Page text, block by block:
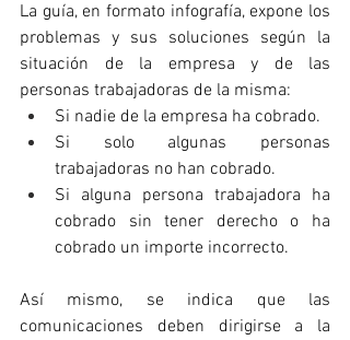
La guía, en formato infografía, expone los
problemas y sus soluciones según la
situación de la empresa y de las
personas trabajadoras de la misma:
Si nadie de la empresa ha cobrado.
Si solo algunas personas
trabajadoras no han cobrado.
Si alguna persona trabajadora ha
cobrado sin tener derecho o ha
cobrado un importe incorrecto.
Así mismo, se indica que las
comunicaciones deben dirigirse a la